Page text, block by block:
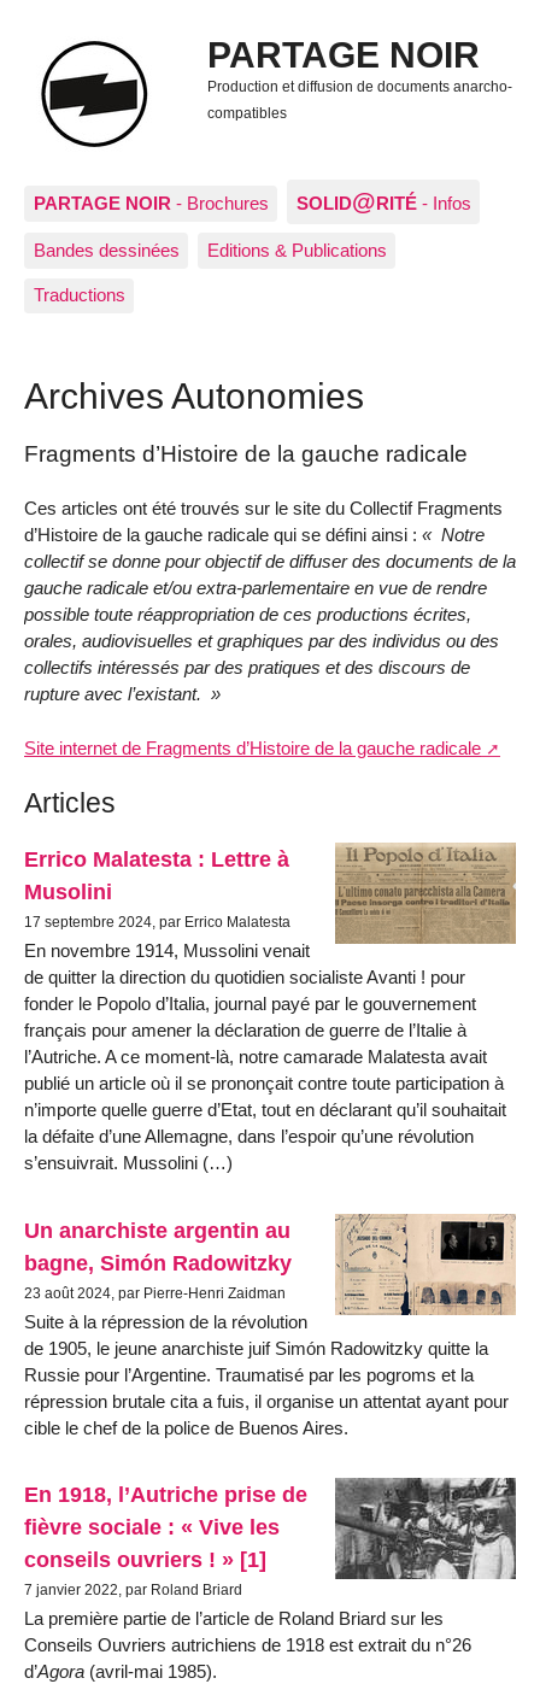
PARTAGE NOIR
Production et diffusion de documents anarcho-
compatibles
PARTAGE NOIR - Brochures SOLID@RITÉ - Infos
Bandes dessinées Editions & Publications
Traductions
Archives Autonomies
Fragments d’Histoire de la gauche radicale
Ces articles ont été trouvés sur le site du Collectif Fragments
d’Histoire de la gauche radicale qui se défini ainsi :
Notre
collectif se donne pour objectif de diffuser des documents de la
gauche radicale et/ou extra-parlementaire en vue de rendre
possible toute réappropriation de ces productions écrites,
orales, audiovisuelles et graphiques par des individus ou des
collectifs intéressés par des pratiques et des discours de
rupture avec l’existant.
Site internet de Fragments d’Histoire de la gauche radicale
Articles
Errico Malatesta : Lettre à
Musolini
17 septembre 2024, par Errico Malatesta
En novembre 1914, Mussolini venait
de quitter la direction du quotidien socialiste Avanti ! pour
fonder le Popolo d’Italia, journal payé par le gouvernement
français pour amener la déclaration de guerre de l’Italie à
l’Autriche. A ce moment-là, notre camarade Malatesta avait
publié un article où il se prononçait contre toute participation à
n’importe quelle guerre d’Etat, tout en déclarant qu’il souhaitait
la défaite d’une Allemagne, dans l’espoir qu’une révolution
s’ensuivrait. Mussolini (…)
Un anarchiste argentin au
bagne, Simón Radowitzky
23 août 2024, par Pierre-Henri Zaidman
Suite à la répression de la révolution
de 1905, le jeune anarchiste juif Simón Radowitzky quitte la
Russie pour l’Argentine. Traumatisé par les pogroms et la
répression brutale cita a fuis, il organise un attentat ayant pour
cible le chef de la police de Buenos Aires.
En 1918, l’Autriche prise de
fièvre sociale : « Vive les
conseils ouvriers ! » [1]
7 janvier 2022, par Roland Briard
La première partie de l’article de Roland Briard sur les
Conseils Ouvriers autrichiens de 1918 est extrait du n°26
d’Agora (avril-mai 1985).